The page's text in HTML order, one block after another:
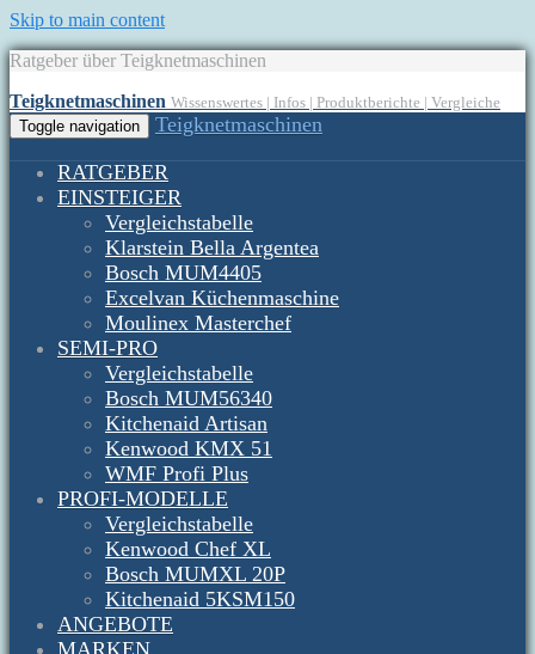
Skip to main content
Ratgeber über Teigknetmaschinen
Teigknetmaschinen Wissenswertes | Infos | Produktberichte | Vergleiche
Toggle navigation
Teigknetmaschinen
RATGEBER
EINSTEIGER
Vergleichstabelle
Klarstein Bella Argentea
Bosch MUM4405
Excelvan Küchenmaschine
Moulinex Masterchef
SEMI-PRO
Vergleichstabelle
Bosch MUM56340
Kitchenaid Artisan
Kenwood KMX 51
WMF Profi Plus
PROFI-MODELLE
Vergleichstabelle
Kenwood Chef XL
Bosch MUMXL 20P
Kitchenaid 5KSM150
ANGEBOTE
MARKEN